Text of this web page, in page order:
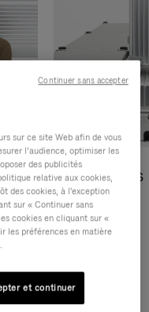
Sacs Cabas
DÉCOUVRIR
Groove
sur ce site Web afin de vous
l’audience, optimiser les
des publicités
relative aux cookies,
des cookies, à l'exception
sur « Continuer sans
cookies en cliquant sur «
les préférences en matière
et continuer
Continuer sans accepter